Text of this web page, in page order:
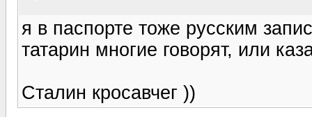
я в паспорте тоже русским
татарин многие говорят, или
Сталин кросавчег ))